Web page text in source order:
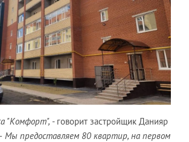
"Комфорт", - говорит застройщик Данияр
Мы предоставляем 80 квартир, на первом